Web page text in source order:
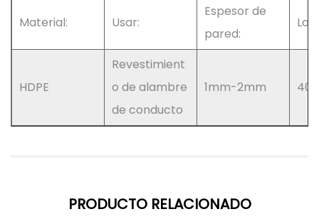
Material: Usar:
Espesor de
pared:
HDPE
Revestimient
o de alambre
de conducto
1mm-2mm
PRODUCTO RELACIONADO